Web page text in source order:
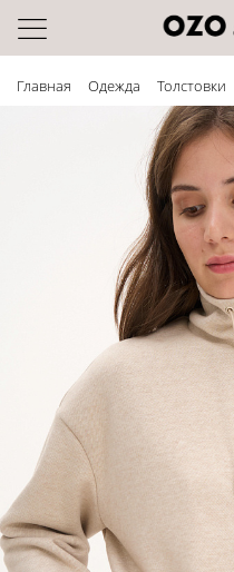
Главная Одежда Толстовки